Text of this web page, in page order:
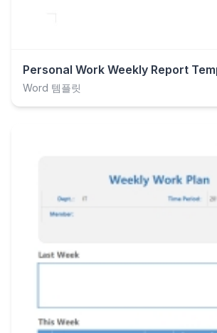
Personal Work Weekly Report
Word 템플릿